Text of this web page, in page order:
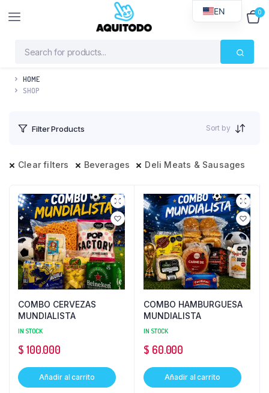
0
HOME
SHOP
Filter Products Sort by
Clear filters Beverages Deli Meats & Sausages
COMBO CERVEZAS
MUNDIALISTA
IN STOCK
$ 100.000
Añadir al carrito
COMBO HAMBURGUESA
MUNDIALISTA
IN STOCK
$ 60.000
Añadir al carrito
EN